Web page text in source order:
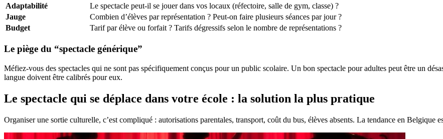
Adaptabilité
Le spectacle peut-il se jouer dans vos locaux (réfectoire, salle de gym, classe) ?
Jauge
Combien d’élèves par représentation ? Peut-on faire plusieurs séances par jour ?
Budget
Tarif par élève ou forfait ? Tarifs dégressifs selon le nombre de représentations ?
Le piège du “spectacle générique”
Méfiez-vous des spectacles qui ne sont pas spécifiquement conçus pour un public scolaire. Un bon spectacle pour adultes peut être un
langue doivent être calibrés pour eux.
Le spectacle qui se déplace dans votre école : la solution la plus pratique
Organiser une sortie culturelle, c’est compliqué : autorisations parentales, transport, coût du bus, élèves absents. La tendance en Belgique